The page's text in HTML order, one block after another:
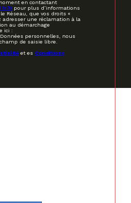
en contactant
frpour plus d’informations
Réseau, que vos droits «
une réclamation à la
au démarchage
ici :
personnelles, nous
de saisie libre.
et es Conditions